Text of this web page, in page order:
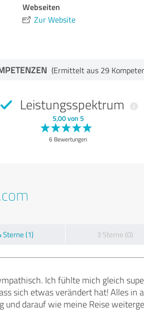
Webseiten
Zur Website
(Ermittelt aus 29
Leistungsspektrum
5,00 von 5
6 Bewertungen
Sterne (1) 3 Sterne (0)
Ich fühlte mich gleich
sich etwas verändert hat! Alles
und darauf wie meine Reise